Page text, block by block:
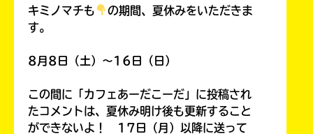
キミノマチも
の期間、夏休みをいただきま
す。
8月8日（土）～16日（日）
この間に「カフェあーだこーだ」に投稿され
たコメントは、夏休み明け後も更新すること
ができないよ！ 17日（月）以降に送って